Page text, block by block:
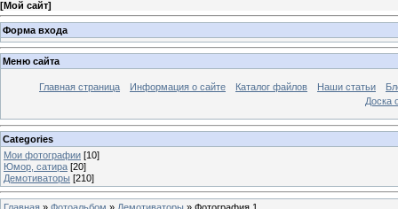
[Мой сайт]
Форма входа
Меню сайта
Главная страница Информация о сайте Каталог файлов Наши статьи
Доска
Categories
Мои фотографии [10]
Юмор, сатира [20]
Демотиваторы [210]